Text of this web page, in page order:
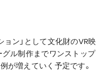
ョン」として文化財のVR映
グル制作までワンストップ
が増えていく予定です。